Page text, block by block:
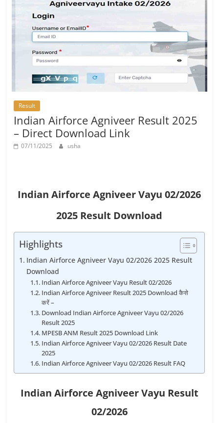
Vacancy
Result
Indian Airforce Agniveer Result 2025
– Direct Download Link
07/11/2025 usha
Indian Airforce Agniveer Vayu 02/2026
2025 Result Download
Highlights
Indian Airforce Agniveer Vayu 02/2026 2025 Result
Download
Indian Airforce Agniveer Vayu Result 02/2026
Indian Airforce Agniveer Result 2025 Download कैसे
करें –
Download Indian Airforce Agniveer Vayu 02/2026
Result 2025
MPESB ANM Result 2025 Download Link
Indian Airforce Agniveer Vayu 02/2026 Result Date
2025
Indian Airforce Agniveer Vayu 02/2026 Result FAQ
Indian Airforce Agniveer Vayu Result
02/2026